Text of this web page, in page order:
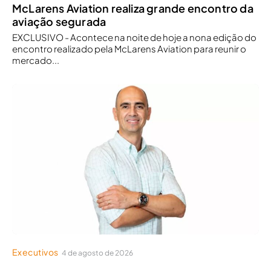
McLarens Aviation realiza grande encontro da
aviação segurada
EXCLUSIVO - Acontece na noite de hoje a nona edição do
encontro realizado pela McLarens Aviation para reunir o
mercado...
Executivos 4 de agosto de 2026